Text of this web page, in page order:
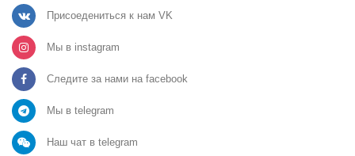
Присоедениться к нам VK
Мы в instagram
Следите за нами на facebook
Мы в telegram
Наш чат в telegram